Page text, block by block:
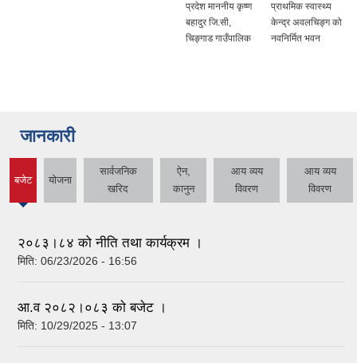
प्रदेश माननीय कृष्ण
बहादुर जि.सी,
चिङ्गाड गाउँपालिक
प्राथमिक स्वास्थ्य
केन्द्र अवलचिङ्ग को
नवनिर्मित भवन
जानकारी
बजेट
tab)
योजना
सार्वजनिक
खरिद
ऐन,
कानुन
आय व्यय
विवरण
आय व्यय
विवरण
२०८३।८४ को नीति तथा कार्यक्रम ।
मिति: 06/23/2026 - 16:56
आ.व २०८२।०८३ काे बजेट ।
मिति: 10/29/2025 - 13:07